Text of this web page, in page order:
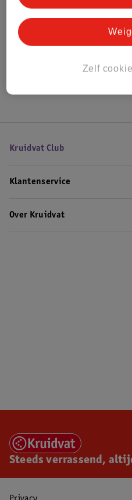
Bekijk ook
Alle Ledikantdekens
Hoe controleren wij de reviews?
Kruidvat Club
Klantenservice
Over Kruidvat
Steeds verrassend,
Zelf